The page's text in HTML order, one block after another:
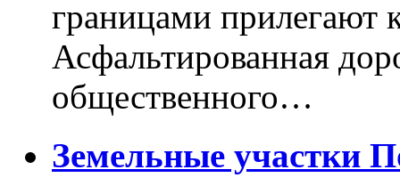
границами прилегают
Асфальтированная
общественного…
Земельные участки